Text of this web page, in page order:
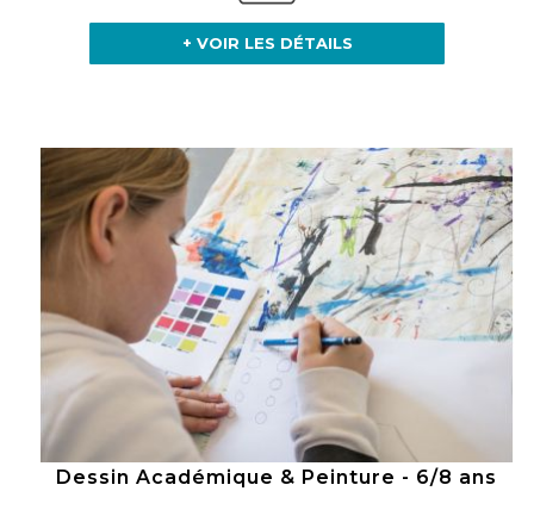
+ VOIR LES DÉTAILS
Dessin Académique & Peinture - 6/8 ans